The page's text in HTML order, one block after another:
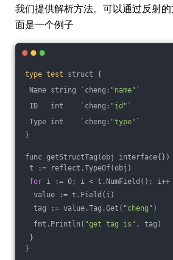
我们提供解析方法。可以通过反射
面是一个例子
type test struct {
Name string `cheng: "name" `
ID   int    `cheng: "id" `
Type int    `cheng: "type" `
}
func getStructTag(obj interface{})
t := reflect.TypeOf(obj)
for i := 0; i < t.NumField(); i++
value := t.Field(i)
tag := value.Tag.Get( "cheng" )
fmt.Println( "get tag is" , tag)
}
}